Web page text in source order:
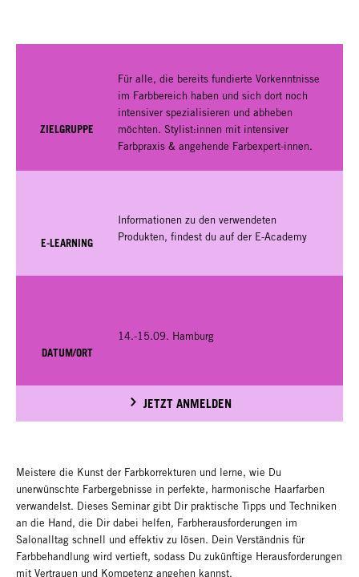
ZIELGRUPPE
Für alle, die bereits fundierte Vorkenntnisse
im Farbbereich haben und sich dort noch
intensiver spezialisieren und abheben
möchten. Stylist:innen mit intensiver
Farbpraxis & angehende Farbexpert-innen.
E-LEARNING
Informationen zu den verwendeten
Produkten, findest du auf der E-Academy
DATUM/ORT
14.-15.09. Hamburg
JETZT ANMELDEN
Meistere die Kunst der Farbkorrekturen und lerne, wie Du
unerwünschte Farbergebnisse in perfekte, harmonische Haarfarben
verwandelst. Dieses Seminar gibt Dir praktische Tipps und Techniken
an die Hand, die Dir dabei helfen, Farbherausforderungen im
Salonalltag schnell und effektiv zu lösen. Dein Verständnis für
Farbbehandlung wird vertieft, sodass Du zukünftige Herausforderungen
mit Vertrauen und Kompetenz angehen kannst.